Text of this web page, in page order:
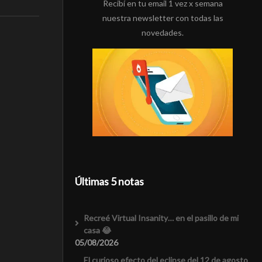
Recibí en tu email 1 vez x semana
nuestra newsletter con todas las
novedades.
Últimas 5 notas
Recreé Virtual Insanity… en el pasillo de mi
casa 😂
05/08/2026
El curioso efecto del eclipse del 12 de agosto